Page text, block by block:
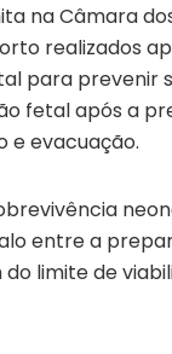
na Câmara
realizados
para prevenir
fetal após a
e evacuação.
entre a
limite de